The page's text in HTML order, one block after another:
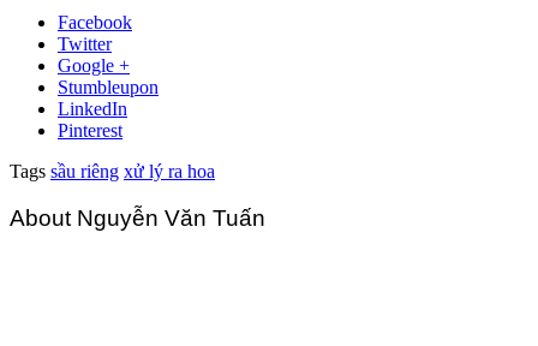
Facebook
Twitter
Google +
Stumbleupon
LinkedIn
Pinterest
Tags sầu riêng xử lý ra hoa
About Nguyễn Văn Tuấn